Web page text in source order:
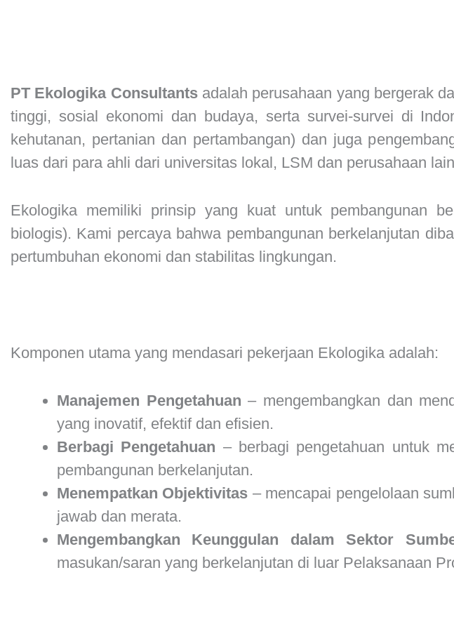
PT Ekologika Consultantsadalah perusahaan yang bergerak
tinggi, sosial ekonomi dan budaya, serta survei-survei di
kehutanan, pertanian dan pertambangan) dan juga
luas dari para ahli dari universitas lokal, LSM dan perusahaan
Ekologika memiliki prinsip yang kuat untuk pembangunan
biologis). Kami percaya bahwa pembangunan berkelanjutan
pertumbuhan ekonomi dan stabilitas lingkungan.
Komponen utama yang mendasari pekerjaan Ekologika adalah:
Manajemen Pengetahuan – mengembangkan dan
yang inovatif, efektif dan efisien.
Berbagi Pengetahuan – berbagi pengetahuan untuk
pembangunan berkelanjutan.
Menempatkan Objektivitas – mencapai pengelolaan
jawab dan merata.
Mengembangkan Keunggulan dalam Sektor
masukan/saran yang berkelanjutan di luar Pelaksanaan